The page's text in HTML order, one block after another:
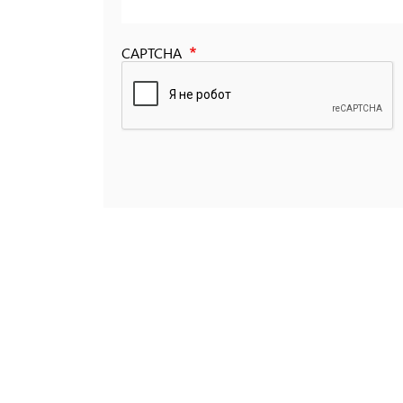
CAPTCHA